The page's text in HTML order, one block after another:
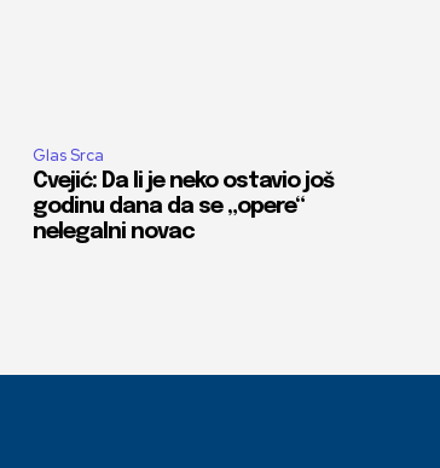
Glas Srca
Cvejić: Da li je neko ostavio još
godinu dana da se „opere“
nelegalni novac